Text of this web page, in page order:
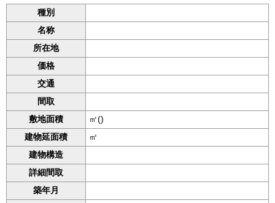
種別
名称
所在地
価格
交通
間取
敷地面積
㎡()
建物延面積
㎡
建物構造
詳細間取
築年月